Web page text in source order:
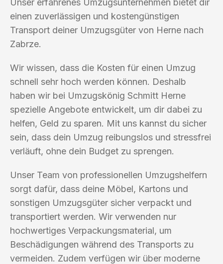
Unser erfahrenes Umzugsunternehmen bietet dir
einen zuverlässigen und kostengünstigen
Transport deiner Umzugsgüter von Herne nach
Zabrze.
Wir wissen, dass die Kosten für einen Umzug
schnell sehr hoch werden können. Deshalb
haben wir bei Umzugskönig Schmitt Herne
spezielle Angebote entwickelt, um dir dabei zu
helfen, Geld zu sparen. Mit uns kannst du sicher
sein, dass dein Umzug reibungslos und stressfrei
verläuft, ohne dein Budget zu sprengen.
Unser Team von professionellen Umzugshelfern
sorgt dafür, dass deine Möbel, Kartons und
sonstigen Umzugsgüter sicher verpackt und
transportiert werden. Wir verwenden nur
hochwertiges Verpackungsmaterial, um
Beschädigungen während des Transports zu
vermeiden. Zudem verfügen wir über moderne